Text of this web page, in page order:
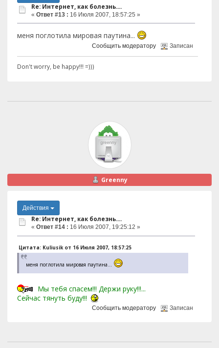
Re: Интернет, как болезнь....
« Ответ #13 : 16 Июля 2007, 18:57:25 »
меня поглотила мировая паутина...
Сообщить модератору Записан
Don't worry, be happy!!! =)))
Greenny
Действия
Re: Интернет, как болезнь....
« Ответ #14 : 16 Июля 2007, 19:25:12 »
Цитата: Kuliusik от 16 Июля 2007, 18:57:25
меня поглотила мировая паутина...
Мы тебя спасем!!! Держи руку!!!...
Сейчас тянуть буду!!!
Сообщить модератору Записан